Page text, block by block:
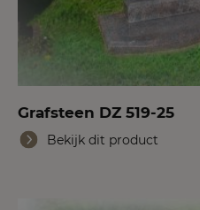
Grafsteen DZ 519-25
Bekijk dit product